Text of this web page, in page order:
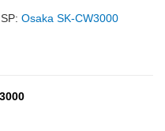
Osaka SK-CW3000